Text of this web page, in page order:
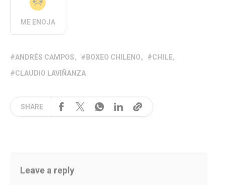
ME ENOJA
ANDRÉS CAMPOS BOXEO CHILENO
CHILE
CLAUDIO LAVIÑANZA
SHARE
Leave a reply